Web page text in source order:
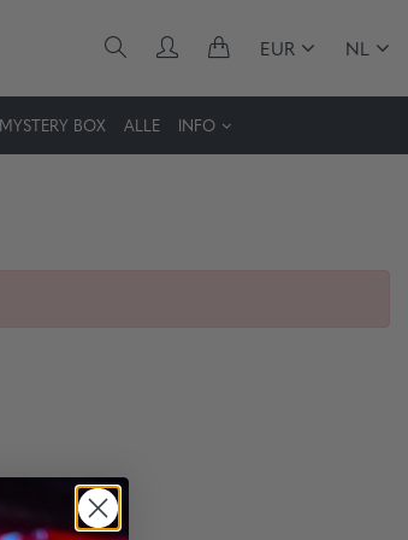
EUR NL
MYSTERY BOX ALLE INFO